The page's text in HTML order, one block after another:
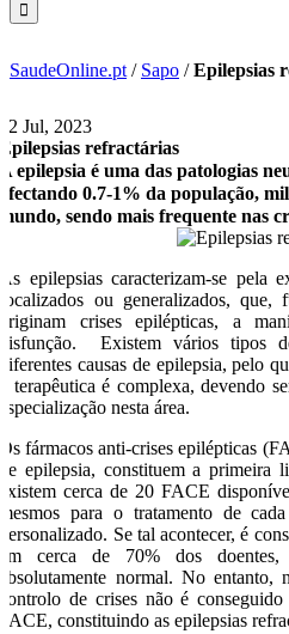
SaudeOnline.pt / Sapo /Epilepsias
22 Jul, 2023
Epilepsias refractárias
A epilepsia é uma das patologias
afectando 0.7-1% da população,
mundo, sendo mais frequente nas
As epilepsias caracterizam-se pela
focalizados ou generalizados, que,
originam crises epilépticas, a
disfunção. Existem vários tipos
diferentes causas de epilepsia, pelo
e terapêutica é complexa, devendo
especialização nesta área.
Os fármacos anti-crises epilépticas
de epilepsia, constituem a primeira
existem cerca de 20 FACE
mesmos para o tratamento de
personalizado. Se tal acontecer, é
em cerca de 70% dos
absolutamente normal. No entanto,
controlo de crises não é
FACE, constituindo as epilepsias